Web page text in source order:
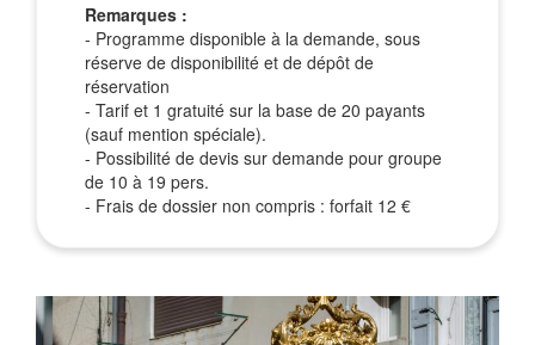
Remarques :
- Programme disponible à la demande, sous
réserve de disponibilité et de dépôt de
réservation
- Tarif et 1 gratuité sur la base de 20 payants
(sauf mention spéciale).
- Possibilité de devis sur demande pour groupe
de 10 à 19 pers.
- Frais de dossier non compris : forfait 12 €